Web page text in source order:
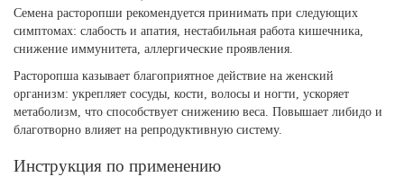
Семена расторопши рекомендуется принимать при следующих
симптомах: слабость и апатия, нестабильная работа кишечника,
снижение иммунитета, аллергические проявления.
Расторопша казывает благоприятное действие на женский
организм: укрепляет сосуды, кости, волосы и ногти, ускоряет
метаболизм, что способствует снижению веса. Повышает либидо и
благотворно влияет на репродуктивную систему.
Инструкция по применению